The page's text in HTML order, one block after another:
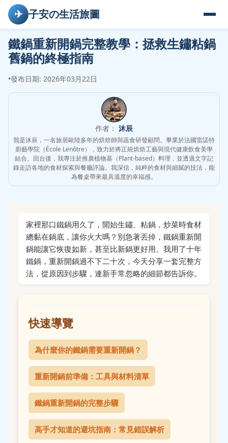
✈ 子安の生活旅圖
鐵鍋重新開鍋完整教學：拯救生鏽粘鍋
舊鍋的終極指南
•發布日期: 2026年03月22日
作者： 沐辰
我是沐辰，一名旅居歐陸多年的烘焙師與蔬食研發顧問。畢業於法國雷諾特
廚藝學院（École Lenôtre），致力於將正統烘焙工藝與現代健康飲食美學
結合。回台後，我專注於推廣植物基（Plant-based）料理，並透過文字記
錄走訪各地的食材探索與餐廳評論。我深信，純粹的食材與細膩的技法，能
為餐桌帶來最具溫度的幸福感。
家裡那口鐵鍋用久了，開始生鏽、粘鍋，炒菜時食材
總黏在鍋底，讓你火大嗎？別急著丟掉，鐵鍋重新開
鍋能讓它恢復如新，甚至比新鍋更好用。我用了十年
鐵鍋，重新開鍋過不下二十次，今天分享一套完整方
法，從原因到步驟，連新手常忽略的細節都告訴你。
快速導覽
為什麼你的鐵鍋需要重新開鍋？
重新開鍋前準備：工具與材料清單
鐵鍋重新開鍋的完整步驟
高手才知道的避坑指南：常見錯誤解析